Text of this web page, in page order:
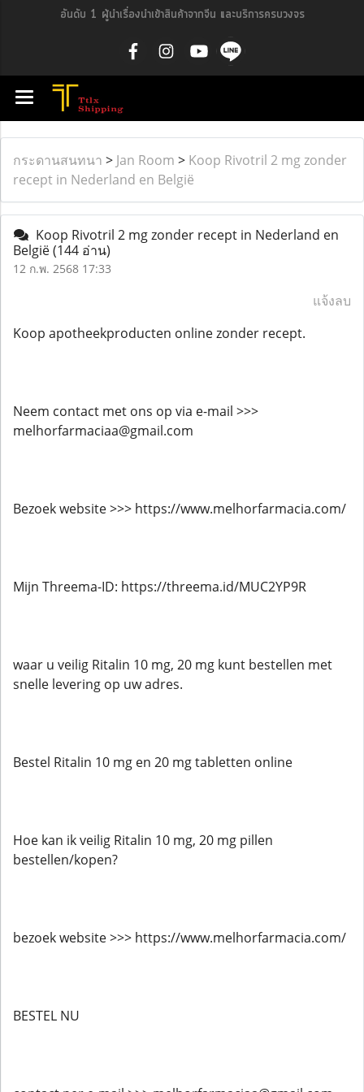
อันดับ 1 ผู้นำเรื่องนำเข้าสินค้าจากจีน และบริการครบวงจร
กระดานสนทนา > Jan Room > Koop Rivotril 2 mg zonder
recept in Nederland en België
Koop Rivotril 2 mg zonder recept in Nederland en
België(144 อ่าน)
12 ก.พ. 2568 17:33
แจ้งลบ
Koop apotheekproducten online zonder recept.
Neem contact met ons op via e-mail >>>
melhorfarmaciaa@gmail.com
Bezoek website >>> https://www.melhorfarmacia.com/
Mijn Threema-ID: https://threema.id/MUC2YP9R
waar u veilig Ritalin 10 mg, 20 mg kunt bestellen met
snelle levering op uw adres.
Bestel Ritalin 10 mg en 20 mg tabletten online
Hoe kan ik veilig Ritalin 10 mg, 20 mg pillen
bestellen/kopen?
bezoek website >>> https://www.melhorfarmacia.com/
BESTEL NU